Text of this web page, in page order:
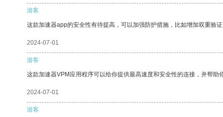
游客
这款加速器app的安全性有待提高，可以加强防护措施，比如增加双重验证
2024-07-01
游客
这款加速器VPM应用程序可以给你提供最高速度和安全性的连接，并帮助
2024-07-01
游客